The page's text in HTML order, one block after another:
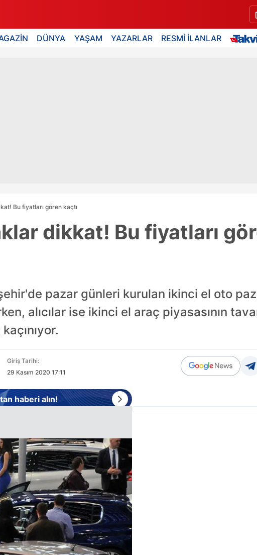
DÜNYA YAŞAM YAZARLAR RESMİ İLANLAR
Bu fiyatları gören kaçtı
dikkat! Bu fiyatları
pazar günleri kurulan ikinci el oto
alıcılar ise ikinci el araç piyasasının
Giriş Tarihi:
29 Kasım 2020 17:11
haberi alın!